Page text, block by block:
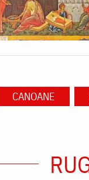
CANOANE